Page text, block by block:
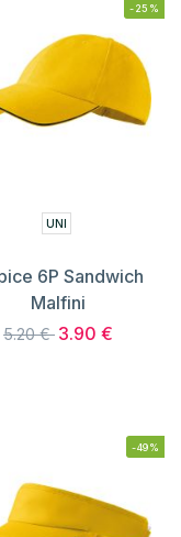
-25%
UNI
6P Sandwich
Malfini
5.20 € 3.90 €
-49%